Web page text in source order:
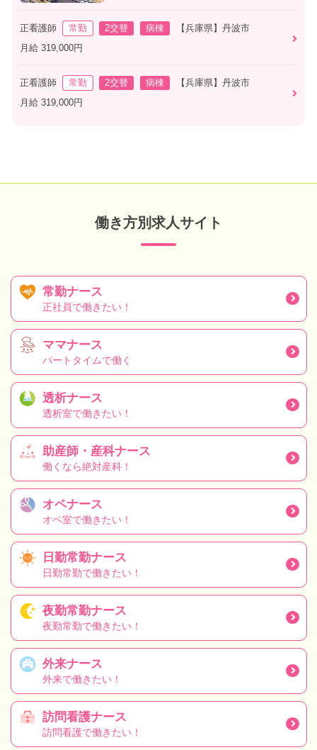
正看護師 常勤 2交替 病棟
【兵庫県】丹波市
月給 319,000円
正看護師 常勤 2交替 病棟
【兵庫県】丹波市
月給 319,000円
働き方別求人サイト
常勤ナース
正社員で働きたい！
ママナース
パートタイムで働く
透析ナース
透析室で働きたい！
助産師・産科ナース
働くなら絶対産科！
オペナース
オペ室で働きたい！
日勤常勤ナース
日勤常勤で働きたい！
夜勤常勤ナース
夜勤常勤で働きたい！
外来ナース
外来で働きたい！
訪問看護ナース
訪問看護で働きたい！